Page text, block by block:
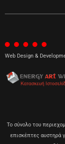
Web Design &
Το σύνολο του
επισκέπτες αυστηρά